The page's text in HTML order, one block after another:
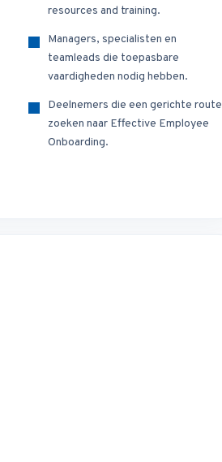
resources and training.
Managers, specialisten en
teamleads die toepasbare
vaardigheden nodig hebben.
Deelnemers die een gerichte route
zoeken naar Effective Employee
Onboarding.